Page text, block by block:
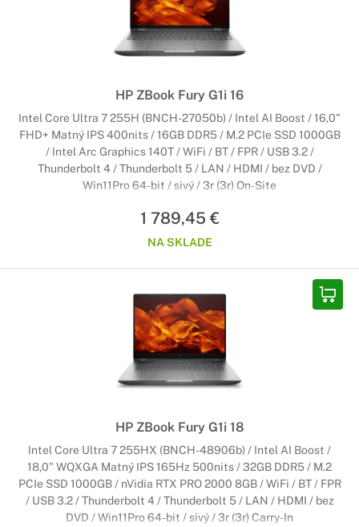
HP ZBook Fury G1i 16
Intel Core Ultra 7 255H (BNCH-27050b) / Intel AI Boost / 16,0"
FHD+ Matný IPS 400nits / 16GB DDR5 / M.2 PCIe SSD 1000GB
/ Intel Arc Graphics 140T / WiFi / BT / FPR / USB 3.2 /
Thunderbolt 4 / Thunderbolt 5 / LAN / HDMI / bez DVD /
Win11Pro 64-bit / sivý / 3r (3r) On-Site
1 789,45 €
NA SKLADE
HP ZBook Fury G1i 18
Intel Core Ultra 7 255HX (BNCH-48906b) / Intel AI Boost /
18,0" WQXGA Matný IPS 165Hz 500nits / 32GB DDR5 / M.2
PCIe SSD 1000GB / nVidia RTX PRO 2000 8GB / WiFi / BT / FPR
/ USB 3.2 / Thunderbolt 4 / Thunderbolt 5 / LAN / HDMI / bez
DVD / Win11Pro 64-bit / sivý / 3r (3r) Carry-In